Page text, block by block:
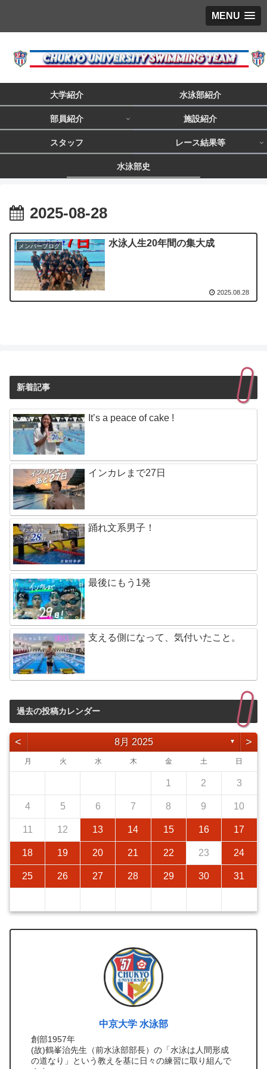
MENU
大学紹介 水泳部紹介
部員紹介 施設紹介
スタッフ レース結果等
水泳部史
2025-08-28
メンバーブログ 水泳人生20年間の集大成
2025.08.28
新着記事
It’s a peace of cake !
インカレまで27日
踊れ文系男子！
最後にもう1発
支える側になって、気付いたこと。
過去の投稿カレンダー
< 8月 2025 ▼ >
月 火 水 木 金 土 日
1 2 3
4 5 6 7 8 9 10
11 12 13 14 15 16 17
18 19 20 21 22 23 24
25 26 27 28 29 30 31
中京大学 水泳部
創部1957年
(故)鶴峯治先生（前水泳部部長）の「水泳は人間形成
の道なり」という教えを基に日々の練習に取り組んで